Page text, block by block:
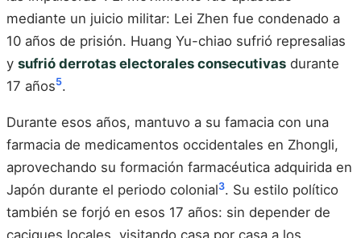
mediante un juicio militar: Lei Zhen fue condenado a
10 años de prisión. Huang Yu-chiao sufrió represalias
y sufrió derrotas electorales consecutivas durante
17 años5.
Durante esos años, mantuvo a su famacia con una
farmacia de medicamentos occidentales en Zhongli,
aprovechando su formación farmacéutica adquirida en
Japón durante el periodo colonial3. Su estilo político
también se forjó en esos 17 años: sin depender de